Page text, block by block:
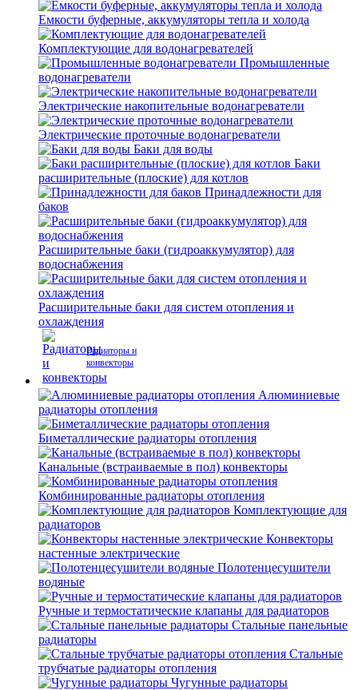
Емкости буферные, аккумуляторы тепла и холода
Комплектующие для водонагревателей
Промышленные
водонагреватели
Электрические накопительные водонагреватели
Электрические проточные водонагреватели
Баки для воды
Баки
расширительные (плоские) для котлов
Принадлежности для
баков
Расширительные баки (гидроаккумулятор) для
водоснабжения
Расширительные баки для систем отопления и
охлаждения
Радиаторы и
конвекторы
Алюминиевые
радиаторы отопления
Биметаллические радиаторы отопления
Канальные (встраиваемые в пол) конвекторы
Комбинированные радиаторы отопления
Комплектующие для
радиаторов
Конвекторы
настенные электрические
Полотенцесушители
водяные
Ручные и термостатические клапаны для радиаторов
Стальные панельные
радиаторы
Стальные
трубчатые радиаторы отопления
Чугунные радиаторы